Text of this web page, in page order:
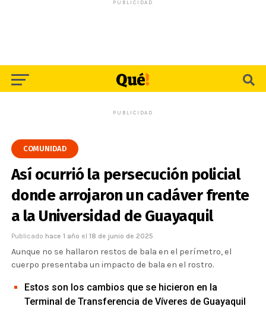
PUBLICIDAD
PUBLICIDAD
COMUNIDAD
Así ocurrió la persecución policial
donde arrojaron un cadáver frente
a la Universidad de Guayaquil
Publicado hace 1 año el 18 de junio de 2025
Aunque no se hallaron restos de bala en el perímetro, el
cuerpo presentaba un impacto de bala en el rostro.
Estos son los cambios que se hicieron en la
Terminal de Transferencia de Víveres de Guayaquil